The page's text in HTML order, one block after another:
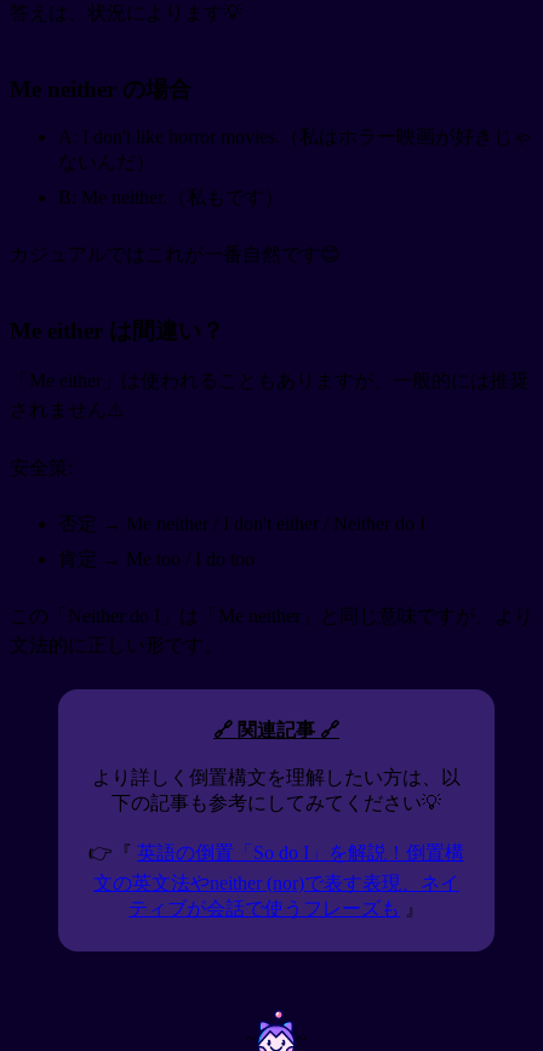
答えは、状況によります💡
Me neither の場合
A: I don't like horror movies.（私はホラー映画が好きじゃ
ないんだ）
B: Me neither.（私もです）
カジュアルではこれが一番自然です😊
Me either は間違い？
「Me either」は使われることもありますが、一般的には推奨
されません⚠️
安全策:
否定 → Me neither / I don't either / Neither do I
肯定 → Me too / I do too
この「Neither do I」は「Me neither」と同じ意味ですが、より
文法的に正しい形です。
🔗 関連記事 🔗
より詳しく倒置構文を理解したい方は、以
下の記事も参考にしてみてください💡
👉『 英語の倒置「So do I」を解説！倒置構
文の英文法やneither (nor)で表す表現、ネイ
ティブが会話で使うフレーズも 』
~ ~